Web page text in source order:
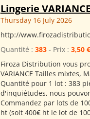
Lingerie VARIANCE
Thursday 16 July 2026
http://
Quantité : 383- Prix : 3,50 €
Firoza Distribution vous
VARIANCE Tailles mixtes,
Quantité pour 1 lot : 383
d'inquiétudes, nous
Commandez par lots de
ht (soit 400€ ht le lot de